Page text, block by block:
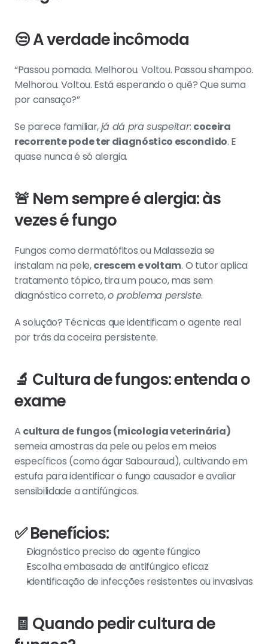
😒 A verdade incômoda
“Passou pomada. Melhorou. Voltou. Passou shampoo.
Melhorou. Voltou. Está esperando o quê? Que suma
por cansaço?”
Se parece familiar, já dá pra suspeitar: coceira
recorrente pode ter diagnóstico escondido. E
quase nunca é só alergia.
🚨 Nem sempre é alergia: às
vezes é fungo
Fungos como dermatófitos ou Malassezia se
instalam na pele, crescem e voltam. O tutor aplica
tratamento tópico, tira um pouco, mas sem
diagnóstico correto, o problema persiste.
A solução? Técnicas que identificam o agente real
por trás da coceira persistente.
🔬 Cultura de fungos: entenda o
exame
A cultura de fungos (micologia veterinária)
semeia amostras da pele ou pelos em meios
específicos (como ágar Sabouraud), cultivando em
estufa para identificar o fungo causador e avaliar
sensibilidade a antifúngicos.
✅ Benefícios:
Diagnóstico preciso do agente fúngico
Escolha embasada de antifúngico eficaz
Identificação de infecções resistentes ou invasivas
🧾 Quando pedir cultura de